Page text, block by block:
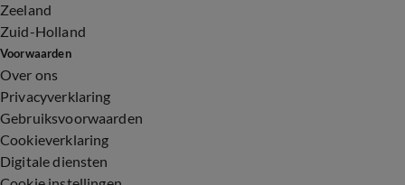
Zeeland
Zuid-Holland
Voorwaarden
Over ons
Privacyverklaring
Gebruiksvoorwaarden
Cookieverklaring
Digitale diensten